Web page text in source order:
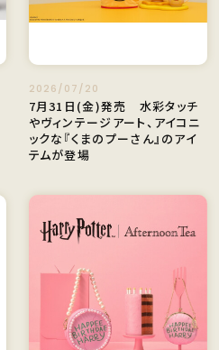
2026/07/20
7月31日(金)発売 水彩タッチ
やヴィンテージアート、アイコニ
ックな『くまのプーさん』のアイ
テムが登場